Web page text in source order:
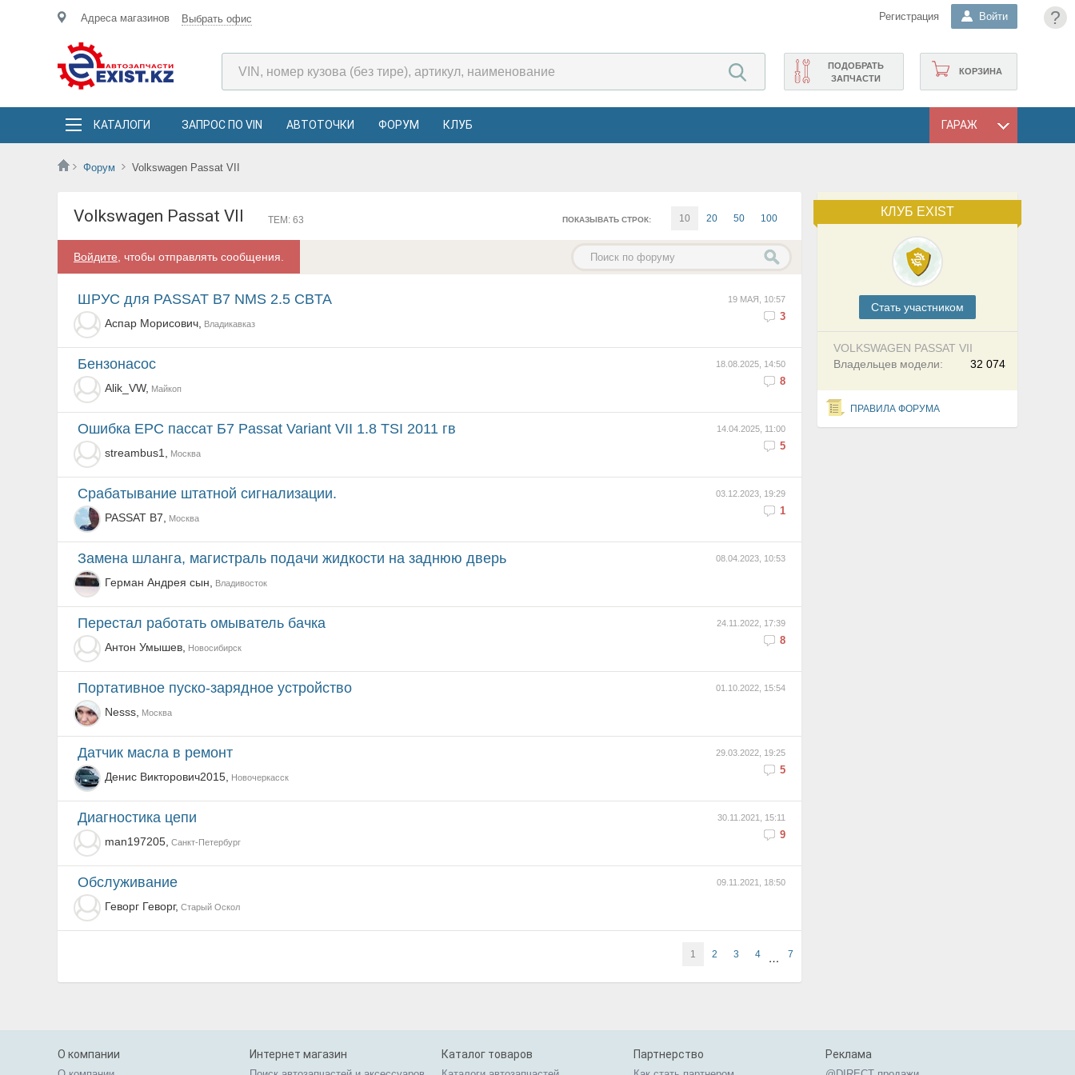
?
Адреса магазинов Выбрать офис Регистрация Войти
КОРЗИНА
ПОДОБРАТЬ
ЗАПЧАСТИ
КАТАЛОГИ ЗАПРОС ПО VIN АВТОТОЧКИ ФОРУМ КЛУБ ГАРАЖ
Форум Volkswagen Passat VII
КЛУБ EXIST
Cтать участником
VOLKSWAGEN PASSAT VII
32 074
Владельцев модели:
ПРАВИЛА ФОРУМА
Volkswagen Passat VII ПОКАЗЫВАТЬ СТРОК: 10 20 50 100
ТЕМ: 63
Войдите , чтобы отправлять сообщения.
19 МАЯ, 10:57
3
ШРУС для PASSAT B7 NMS 2.5 CBTA
Аспар Морисович, Владикавказ
18.08.2025, 14:50
8
Бензонасос
Alik_VW, Майкоп
14.04.2025, 11:00
5
Ошибка ЕРС пассат Б7 Passat Variant VII 1.8 TSI 2011 гв
streambus1, Москва
03.12.2023, 19:29
1
Срабатывание штатной сигнализации.
PASSAT B7, Москва
08.04.2023, 10:53
Замена шланга, магистраль подачи жидкости на заднюю дверь
Герман Андрея сын, Владивосток
24.11.2022, 17:39
8
Перестал работать омыватель бачка
Антон Умышев, Новосибирск
01.10.2022, 15:54
Портативное пуско-зарядное устройство
Nesss, Москва
29.03.2022, 19:25
5
Датчик масла в ремонт
Денис Викторович2015, Новочеркасск
30.11.2021, 15:11
9
Диагностика цепи
man197205, Санкт-Петербург
09.11.2021, 18:50
Обслуживание
Геворг Геворг, Старый Оскол
1 2 3 4 … 7
О компании Интернет магазин Каталог товаров Партнерство Реклама